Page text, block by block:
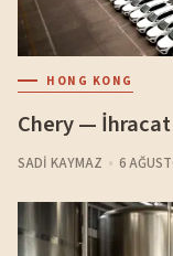
HONG KONG
Chery —
SADI KAYMAZ 6